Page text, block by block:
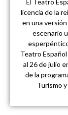
El Teatro
licencia de la
en una
escenario
Teatro
al 26 de julio
de la
Turismo